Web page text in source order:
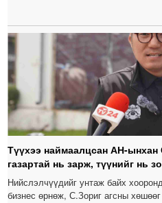
Түүхээ наймаалцсан АН-
газартай нь зарж, түүнийг нь
Нийслэлчүүдийг унтаж байх
бизнес өрнөж, С.Зориг агсны